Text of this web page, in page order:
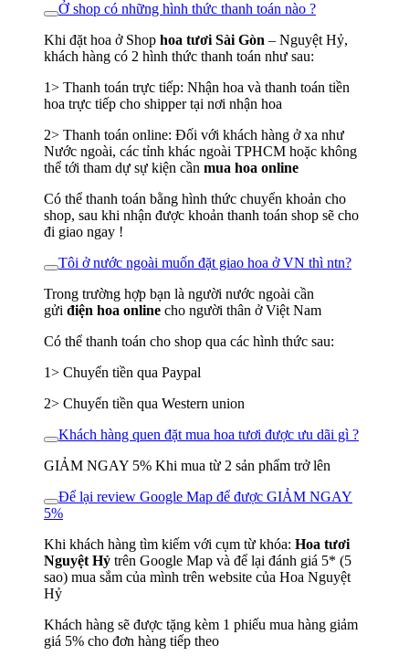
Ở shop có những hình thức thanh toán nào ?
Khi đặt hoa ở Shop hoa tươi Sài Gòn – Nguyệt Hỷ,
khách hàng có 2 hình thức thanh toán như sau:
1> Thanh toán trực tiếp: Nhận hoa và thanh toán tiền
hoa trực tiếp cho shipper tại nơi nhận hoa
2> Thanh toán online: Đối với khách hàng ở xa như
Nước ngoài, các tỉnh khác ngoài TPHCM hoặc không
thể tới tham dự sự kiện cần mua hoa online
Có thể thanh toán bằng hình thức chuyển khoản cho
shop, sau khi nhận được khoản thanh toán shop sẽ cho
đi giao ngay !
Tôi ở nước ngoài muốn đặt giao hoa ở VN thì ntn?
Trong trường hợp bạn là người nước ngoài cần
gửi điện hoa online cho người thân ở Việt Nam
Có thể thanh toán cho shop qua các hình thức sau:
1> Chuyển tiền qua Paypal
2> Chuyển tiền qua Western union
Khách hàng quen đặt mua hoa tươi được ưu dãi gì ?
GIẢM NGAY 5% Khi mua từ 2 sản phẩm trở lên
Để lại review Google Map để được GIẢM NGAY
5%
Khi khách hàng tìm kiếm với cụm từ khóa: Hoa tươi
Nguyệt Hỷ trên Google Map và để lại đánh giá 5* (5
sao) mua sắm của mình trên website của Hoa Nguyệt
Hỷ
Khách hàng sẽ được tặng kèm 1 phiếu mua hàng giảm
giá 5% cho đơn hàng tiếp theo